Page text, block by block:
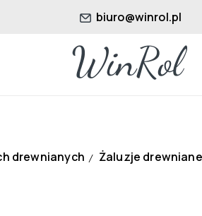
biuro@winrol.pl
drewnianych / Żaluzje